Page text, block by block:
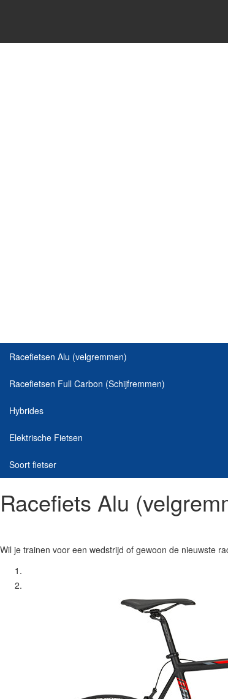
Racefietsen Alu (velgremmen)
Racefietsen Full Carbon (Schijfremmen)
Hybrides
Elektrische Fietsen
Soort fietser
Racefiets Alu
Wil je trainen voor een wedstrijd of gewoon de nieuwste